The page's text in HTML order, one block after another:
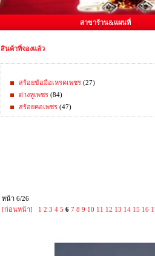
สาขาร้าน&แผนที่
สินค้าที่จองแล้ว
สร้อยข้อมือเหรดเพชร (27)
ต่างหูเพชร (84)
สร้อยคอเพชร (47)
หน้า 6/26
[ก่อนหน้า]
1 2 3 4 5 6 7 8 9 10 11 12 13 14 15 16